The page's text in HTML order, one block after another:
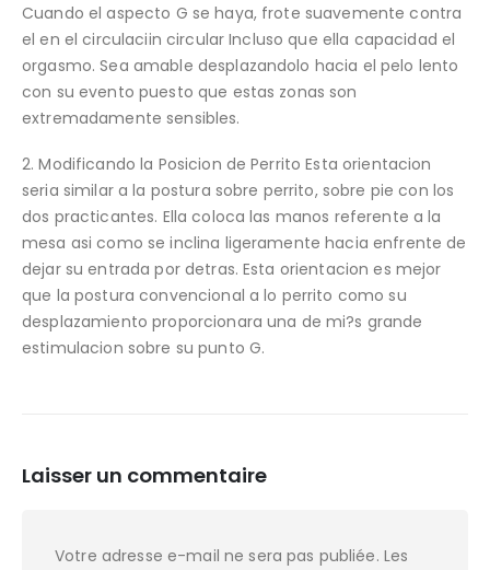
Cuando el aspecto G se haya, frote suavemente contra
el en el circulaciin circular Incluso que ella capacidad el
orgasmo. Sea amable desplazandolo hacia el pelo lento
con su evento puesto que estas zonas son
extremadamente sensibles.
2. Modificando la Posicion de Perrito Esta orientacion
seri­a similar a la postura sobre perrito, sobre pie con los
dos practicantes. Ella coloca las manos referente a la
mesa asi­ como se inclina ligeramente hacia enfrente de
dejar su entrada por detras. Esta orientacion es mejor
que la postura convencional a lo perrito como su
desplazamiento proporcionara una de mi?s grande
estimulacion sobre su punto G.
Laisser un commentaire
Votre adresse e-mail ne sera pas publiée. Les